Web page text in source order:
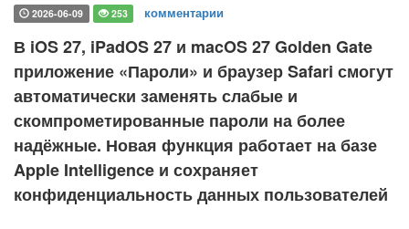
2026-06-09 253 комментарии
В iOS 27, iPadOS 27 и macOS 27 Golden Gate
приложение «Пароли» и браузер Safari смогут
автоматически заменять слабые и
скомпрометированные пароли на более
надёжные. Новая функция работает на базе
Apple Intelligence и сохраняет
конфиденциальность данных пользователей